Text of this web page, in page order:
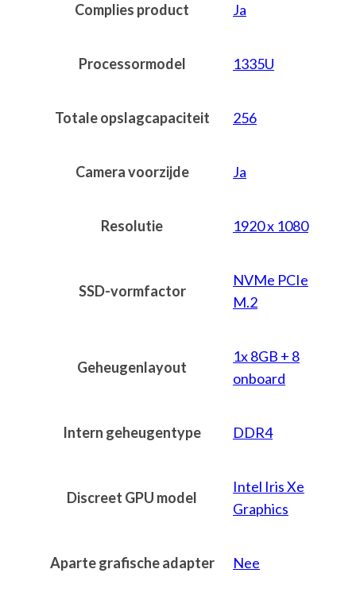
Complies product Ja
Processormodel 1335U
Totale opslagcapaciteit 256
Camera voorzijde Ja
Resolutie 1920 x 1080
SSD-vormfactor
NVMe PCIe
M.2
Geheugenlayout
1x 8GB + 8
onboard
Intern geheugentype DDR4
Discreet GPU model
Intel Iris Xe
Graphics
Aparte grafische adapter Nee